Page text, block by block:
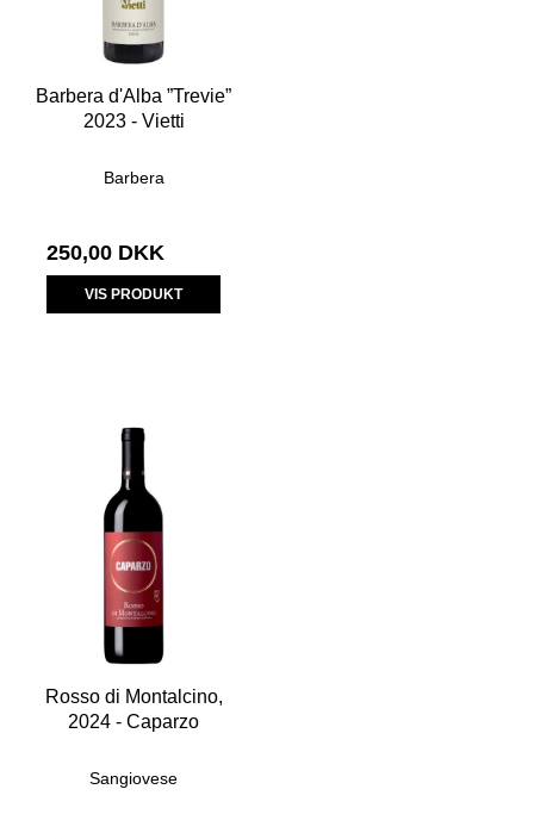
Barbera d'Alba ”Trevie”
2023 - Vietti
Barbera
250,00 DKK
VIS PRODUKT
Rosso di Montalcino,
2024 - Caparzo
Sangiovese